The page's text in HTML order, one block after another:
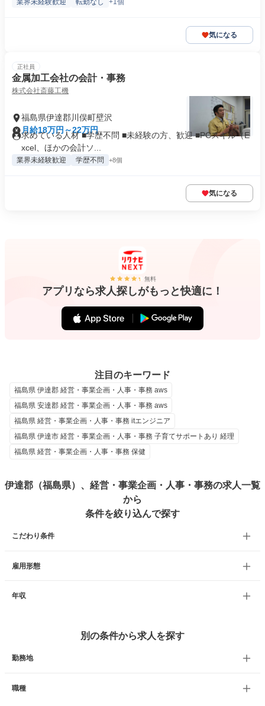
業界未経験歓迎 転勤なし +1個
気になる
正社員
金属加工会社の会計・事務
株式会社斎藤工機
福島県伊達郡川俣町壁沢
月給18万円～22万円
求めている人材 ■学歴不問 ■未経験の方、歓迎 ■PCスキル（E
xcel、ほかの会計ソ...
業界未経験歓迎 学歴不問 +8個
気になる
無料
アプリなら求人探しがもっと快適に！
注目のキーワード
福島県 伊達郡 経営・事業企画・人事・事務 aws
福島県 安達郡 経営・事業企画・人事・事務 aws
福島県 経営・事業企画・人事・事務 itエンジニア
福島県 伊達市 経営・事業企画・人事・事務 子育てサポートあり 経理
福島県 経営・事業企画・人事・事務 保健
伊達郡（福島県）、経営・事業企画・人事・事務の求人一覧
から
条件を絞り込んで探す
こだわり条件
雇用形態
年収
別の条件から求人を探す
勤務地
職種